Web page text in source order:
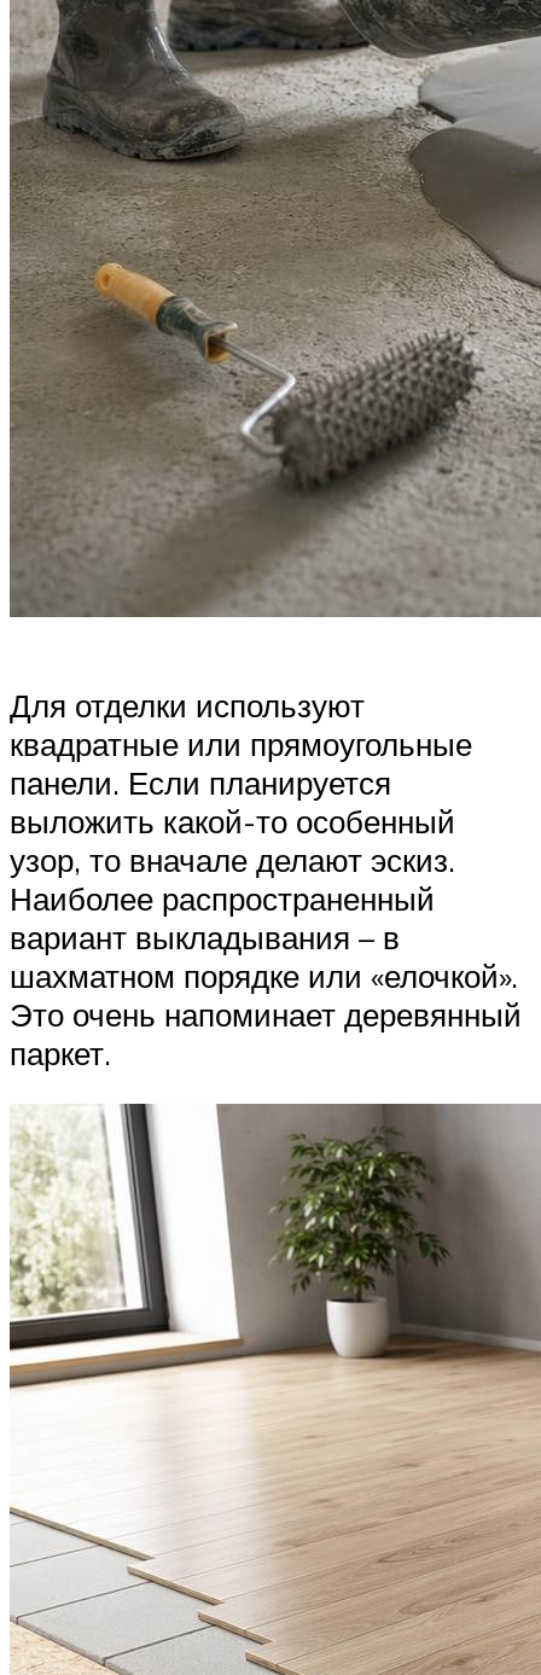
Для отделки используют
квадратные или прямоугольные
панели. Если планируется
выложить какой-то особенный
узор, то вначале делают эскиз.
Наиболее распространенный
вариант выкладывания – в
шахматном порядке или «елочкой».
Это очень напоминает деревянный
паркет.